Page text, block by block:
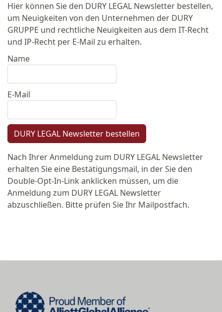
Hier können Sie den DURY LEGAL Newsletter bestellen,
um Neuigkeiten von den Unternehmen der DURY
GRUPPE und rechtliche Neuigkeiten aus dem IT-Recht
und IP-Recht per E-Mail zu erhalten.
Name
E-Mail
DURY LEGAL Newsletter bestellen
Nach Ihrer Anmeldung zum DURY LEGAL Newsletter
erhalten Sie eine Bestätigungsmail, in der Sie den
Double-Opt-In-Link anklicken müssen, um die
Anmeldung zum DURY LEGAL Newsletter
abzuschließen. Bitte prüfen Sie Ihr Mailpostfach.